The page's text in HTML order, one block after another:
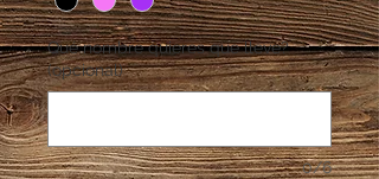
Qué nombre quieres que lleve?
(opcional)
0/6